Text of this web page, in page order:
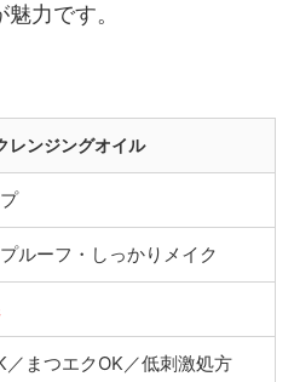
力です。
レンジングオイル
ルーフ・しっかりメイク
／まつエクOK／低刺激処方